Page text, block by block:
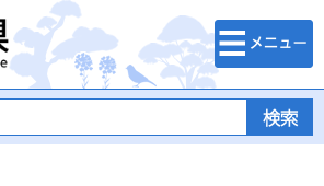
千葉県
検索・メニュ
ー